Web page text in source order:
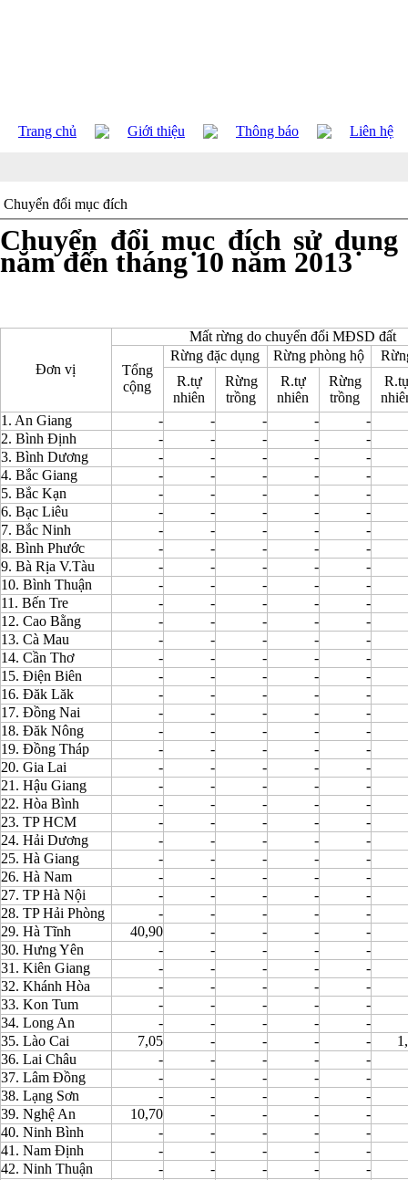
Trang chủ Giới thiệu Thông báo Liên hệ
Chuyển đổi mục đích
Chuyển đổi mục đích sử
năm đến tháng 10 năm 2013
Đơn vị
Mất rừng do chuyển đổi MĐSD đất
Tổng
cộng
Rừng đặc dụng Rừng phòng hộ
R.tự
nhiên
Rừng
trồng
R.tự
nhiên
Rừng
trồng
1. An Giang
- - - -
-
2. Bình Định
- - - -
-
3. Bình Dương
- - - -
-
4. Bắc Giang
- - - -
-
5. Bắc Kạn
- - - -
-
6. Bạc Liêu
- - - -
-
7. Bắc Ninh
- - - -
-
8. Bình Phước
- - - -
-
9. Bà Rịa V.Tàu
- - - -
-
10. Bình Thuận
- - - -
-
11. Bến Tre
- - - -
-
12. Cao Bằng
- - - -
-
13. Cà Mau
- - - -
-
14. Cần Thơ
- - - -
-
15. Điện Biên
- - - -
-
16. Đăk Lăk
- - - -
-
17. Đồng Nai
- - - -
-
18. Đăk Nông
- - - -
-
19. Đồng Tháp
- - - -
-
20. Gia Lai
- - - -
-
21. Hậu Giang
- - - -
-
22. Hòa Bình
- - - -
-
23. TP HCM
- - - -
-
24. Hải Dương
- - - -
-
25. Hà Giang
- - - -
-
26. Hà Nam
- - - -
-
27. TP Hà Nội
- - - -
-
28. TP Hải Phòng
- - - -
-
29. Hà Tĩnh
40,90 - - -
-
30. Hưng Yên
- - - -
-
31. Kiên Giang
- - - -
-
32. Khánh Hòa
- - - -
-
33. Kon Tum
- - - -
-
34. Long An
- - - -
-
35. Lào Cai
7,05 - - - -
36. Lai Châu
- - - -
-
37. Lâm Đồng
- - - -
-
38. Lạng Sơn
- - - -
-
39. Nghệ An
10,70 - - -
-
40. Ninh Bình
- - - -
-
41. Nam Định
- - - -
-
42. Ninh Thuận
- - - -
-